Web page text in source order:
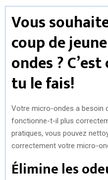
H
R
E
(
T
W
I
E
R
)
H
A
R
E
A
C
E
B
K
Vous
coup de
ondes ?
tu le fais!
Votre micro-ondes a besoin
fonctionne-t-il plus
pratiques, vous pouvez
correctement votre micro-
Élimine les